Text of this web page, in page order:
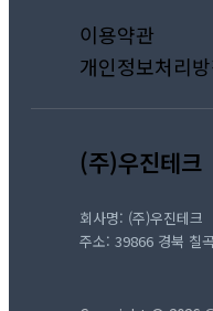
이용약관
개인정보처리
(주)우진테크
회사명: (주)우진테
주소: 39866 경북